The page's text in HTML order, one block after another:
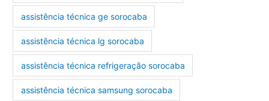
assistência técnica ge sorocaba
assistência técnica lg sorocaba
assistência técnica refrigeração sorocaba
assistência técnica samsung sorocaba